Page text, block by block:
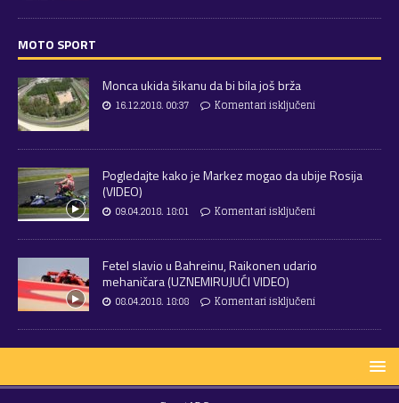
MOTO SPORT
Monca ukida šikanu da bi bila još brža
16.12.2018. 00:37 Komentari isključeni
Pogledajte kako je Markez mogao da ubije Rosija
(VIDEO)
09.04.2018. 18:01 Komentari isključeni
Fetel slavio u Bahreinu, Raikonen udario
mehaničara (UZNEMIRUJUĆI VIDEO)
08.04.2018. 18:08 Komentari isključeni